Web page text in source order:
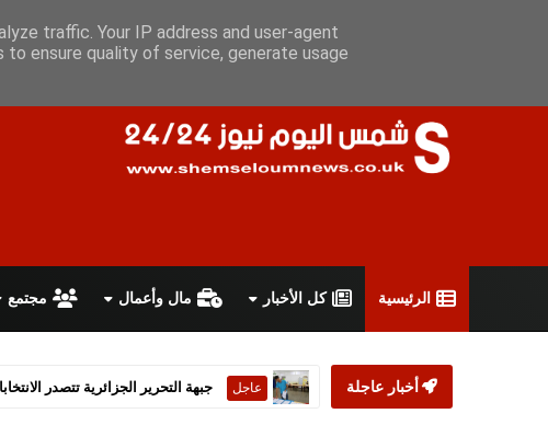
سياسة الخصوصية اتفاقية الاستخدام أعلن معانا
الرئيسية كل الأخبار مال وأعمال مجتمع
أخبار عاجلة عاجل ستارمر يعلن استقالته من رئاسة
traffic. Your IP address and user-agent
ensure quality of service, generate usage